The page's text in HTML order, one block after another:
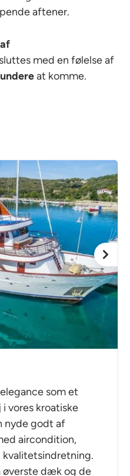
aftener.
med en følelse af
at komme.
som et
vores kroatiske
nyde godt af
aircondition,
øverste dæk og de